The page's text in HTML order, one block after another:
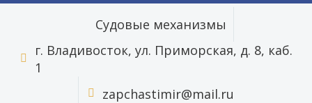
Судовые механизмы


г. Владивосток, ул. Приморская, д. 8, каб.
1

 zapchastimir@mail.ru